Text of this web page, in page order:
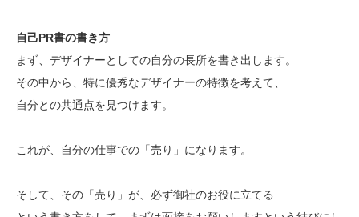
自己PR書の書き方
まず、デザイナーとしての自分の長所を書き出します。
その中から、特に優秀なデザイナーの特徴を考えて、
自分との共通点を見つけます。
これが、自分の仕事での「売り」になります。
そして、その「売り」が、必ず御社のお役に立てる